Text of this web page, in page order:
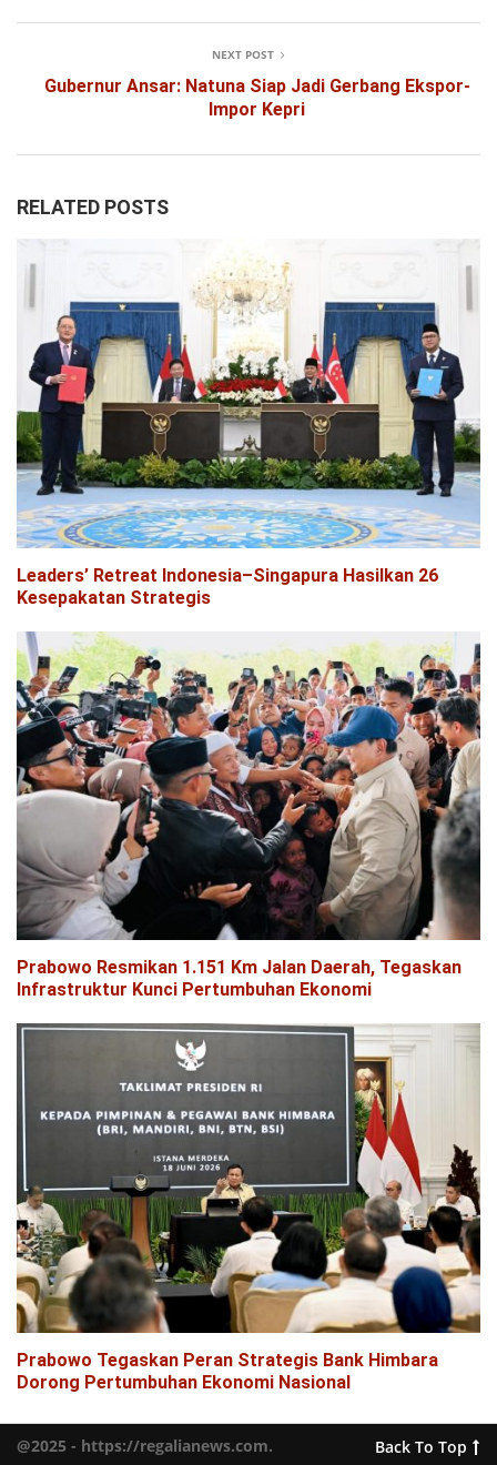
NEXT POST
Gubernur Ansar: Natuna Siap Jadi Gerbang Ekspor-
Impor Kepri
RELATED POSTS
Leaders’ Retreat Indonesia–Singapura Hasilkan 26
Kesepakatan Strategis
Prabowo Resmikan 1.151 Km Jalan Daerah, Tegaskan
Infrastruktur Kunci Pertumbuhan Ekonomi
Prabowo Tegaskan Peran Strategis Bank Himbara
Dorong Pertumbuhan Ekonomi Nasional
@2025 - https://regalianews.com. Back To Top